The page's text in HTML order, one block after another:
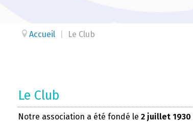
Accueil Le Club
Le Club
Notre association a été fondé le 2 juillet 1930